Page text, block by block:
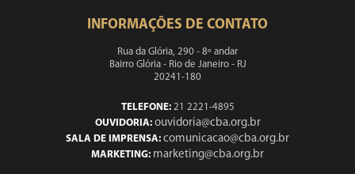
INFORMAÇÕES DE CONTATO
Rua da Glória, 290 - 8º andar
Bairro Glória - Rio de Janeiro - RJ
20241-180
TELEFONE:21 2221-4895
OUVIDORIA: ouvidoria@cba.org.br
SALA DE IMPRENSA: comunicacao@cba.org.br
MARKETING: marketing@cba.org.br